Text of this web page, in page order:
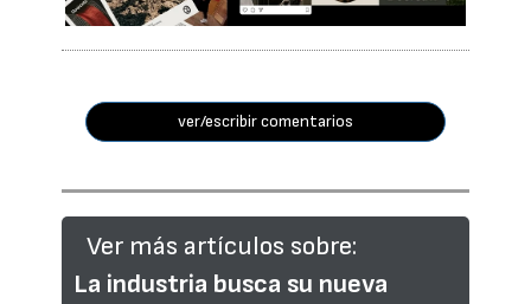
ver/escribir comentarios
Ver más artículos sobre:
La industria busca su nueva